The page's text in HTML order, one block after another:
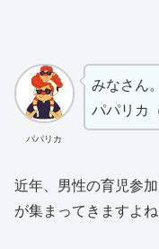
パパリカ
みなさん
パパリカ
近年、男性の育児参
が集まってきますよね